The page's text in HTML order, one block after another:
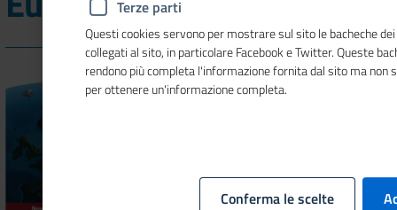
Terze parti
Questi cookies servono per mostrare sul sito le bacheche
collegati al sito, in particolare Facebook e Twitter. Queste
rendono più completa l'informazione fornita dal sito ma non
per ottenere un'informazione completa.
Conferma le scelte